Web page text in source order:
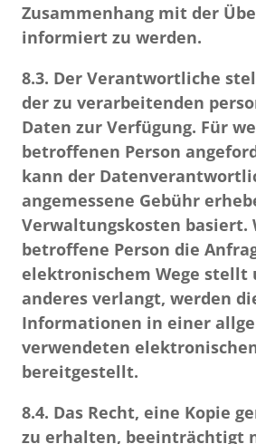
Zusammenhang mit der
informiert zu werden.
8.3. Der Verantwortliche
der zu verarbeitenden
Daten zur Verfügung. Für
betroffenen Person
kann der
angemessene Gebühr
Verwaltungskosten basiert.
betroffene Person die
elektronischem Wege stellt
anderes verlangt, werden
Informationen in einer
verwendeten
bereitgestellt.
8.4. Das Recht, eine Kopie
zu erhalten, beeinträchtigt